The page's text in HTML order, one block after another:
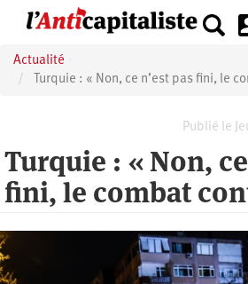
principal
Actualité
Turquie : « Non, ce n’est pas fini, le
Publié le
Turquie : « Non,
fini, le combat